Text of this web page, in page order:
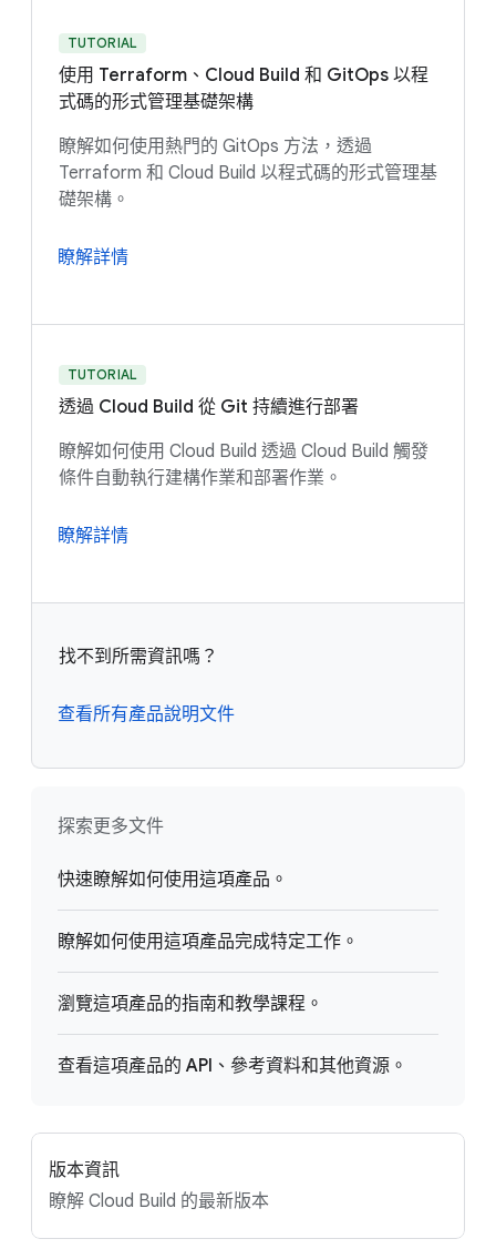
TUTORIAL
使用 Terraform、Cloud Build 和 GitOps 以程
式碼的形式管理基礎架構
瞭解如何使用熱門的 GitOps 方法，透過
Terraform 和 Cloud Build 以程式碼的形式管理基
礎架構。
瞭解詳情
TUTORIAL
透過 Cloud Build 從 Git 持續進行部署
瞭解如何使用 Cloud Build 透過 Cloud Build 觸發
條件自動執行建構作業和部署作業。
瞭解詳情
找不到所需資訊嗎？
查看所有產品說明文件
探索更多文件
快速瞭解如何使用這項產品。
瞭解如何使用這項產品完成特定工作。
瀏覽這項產品的指南和教學課程。
查看這項產品的 API、參考資料和其他資源。
版本資訊
瞭解 Cloud Build 的最新版本